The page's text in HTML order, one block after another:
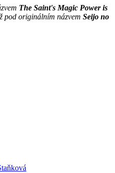
The Saint's Magic Power is
pod originálním názvem Seijo no